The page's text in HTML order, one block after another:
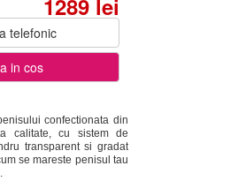
1289 lei
telefonic
in cos
confectionata din
calitate, cu sistem de
transparent si gradat
se mareste penisul tau